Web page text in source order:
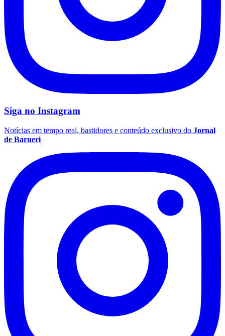
Fluminense
Vasco
Siga no Instagram
Notícias em tempo real, bastidores e conteúdo exclusivo do Jornal
de Barueri